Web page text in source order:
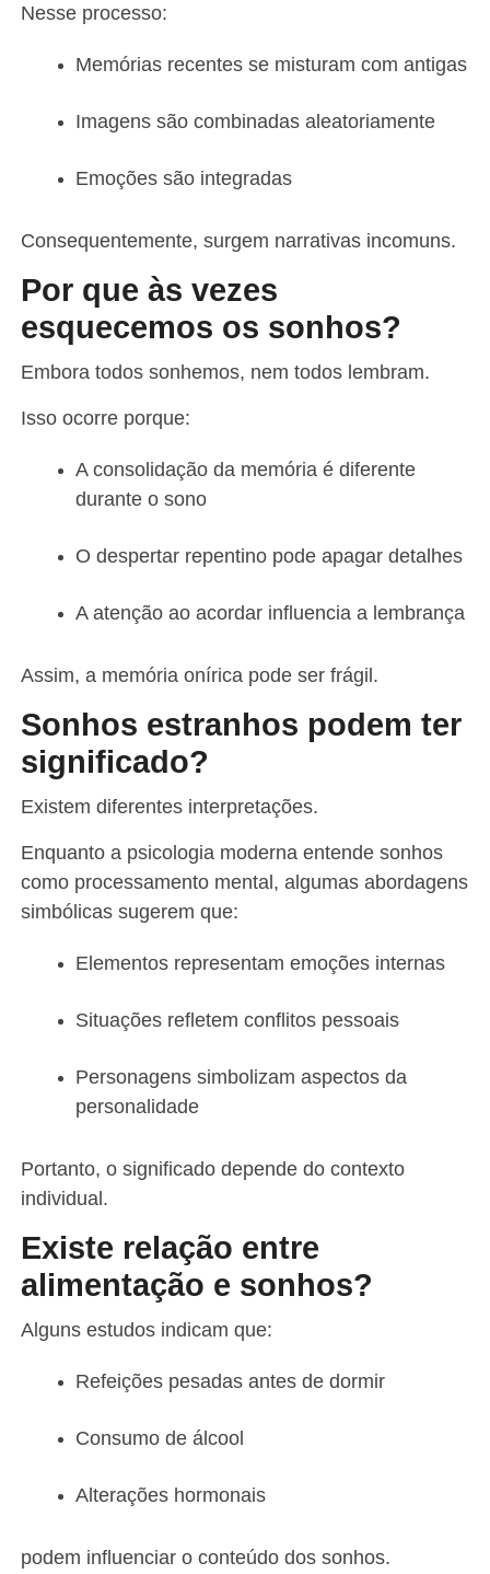
Nesse processo:
Memórias recentes se misturam com antigas
Imagens são combinadas aleatoriamente
Emoções são integradas
Consequentemente, surgem narrativas incomuns.
Por que às vezes
esquecemos os sonhos?
Embora todos sonhemos, nem todos lembram.
Isso ocorre porque:
A consolidação da memória é diferente
durante o sono
O despertar repentino pode apagar detalhes
A atenção ao acordar influencia a lembrança
Assim, a memória onírica pode ser frágil.
Sonhos estranhos podem ter
significado?
Existem diferentes interpretações.
Enquanto a psicologia moderna entende sonhos
como processamento mental, algumas abordagens
simbólicas sugerem que:
Elementos representam emoções internas
Situações refletem conflitos pessoais
Personagens simbolizam aspectos da
personalidade
Portanto, o significado depende do contexto
individual.
Existe relação entre
alimentação e sonhos?
Alguns estudos indicam que:
Refeições pesadas antes de dormir
Consumo de álcool
Alterações hormonais
podem influenciar o conteúdo dos sonhos.